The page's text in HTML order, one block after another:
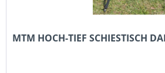
MTM HOCH-TIEF SCHIESTISCH